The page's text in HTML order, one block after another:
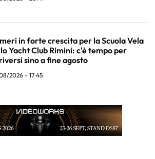
in forte crescita per la Scuola Vela
Yacht Club Rimini: c'è tempo per
sino a fine agosto
2026 - 17:45